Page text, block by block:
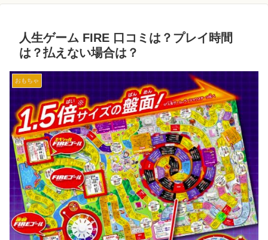
人生ゲーム FIRE 口コミは？プレイ時間
は？払えない場合は？
おもちゃ